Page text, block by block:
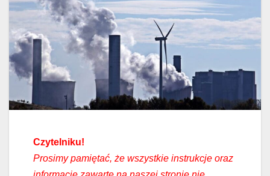
Czytelniku!
Prosimy pamiętać, że wszystkie instrukcje oraz